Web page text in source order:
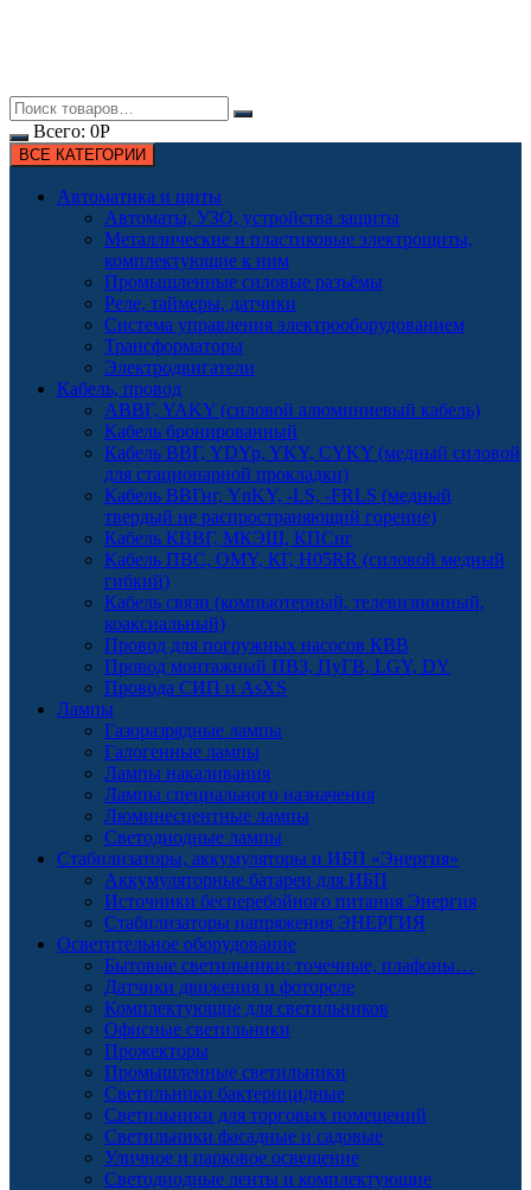
Всего: 0Р
ВСЕ КАТЕГОРИИ
Автоматика и щиты
Автоматы, УЗО, устройства защиты
Металлические и пластиковые электрощиты,
комплектующие к ним
Промышленные силовые разъёмы
Реле, таймеры, датчики
Система управления электрооборудованием
Трансформаторы
Электродвигатели
Кабель, провод
АВВГ, YAKY (силовой алюминиевый кабель)
Кабель бронированный
Кабель ВВГ, YDYp, YKY, CYKY (медный силовой
для стационарной прокладки)
Кабель ВВГнг, YnKY, -LS, -FRLS (медный
твердый не распространяющий горение)
Кабель КВВГ, МКЭШ, КПСнг
Кабель ПВС, OMY, КГ, H05RR (силовой медный
гибкий)
Кабель связи (компьютерный, телевизионный,
коаксиальный)
Провод для погружных насосов КВВ
Провод монтажный ПВЗ, ПуГВ, LGY, DY
Провода СИП и AsXS
Лампы
Газоразрядные лампы
Галогенные лампы
Лампы накаливания
Лампы специального назначения
Люминесцентные лампы
Светодиодные лампы
Стабилизаторы, аккумуляторы и ИБП «Энергия»
Аккумуляторные батареи для ИБП
Источники бесперебойного питания Энергия
Стабилизаторы напряжения ЭНЕРГИЯ
Осветительное оборудование
Бытовые светильники: точечные, плафоны…
Датчики движения и фотореле
Комплектующие для светильников
Офисные светильники
Прожекторы
Промышленные светильники
Светильники бактерицидные
Светильники для торговых помещений
Светильники фасадные и садовые
Уличное и парковое освещение
Светодиодные ленты и комплектующие